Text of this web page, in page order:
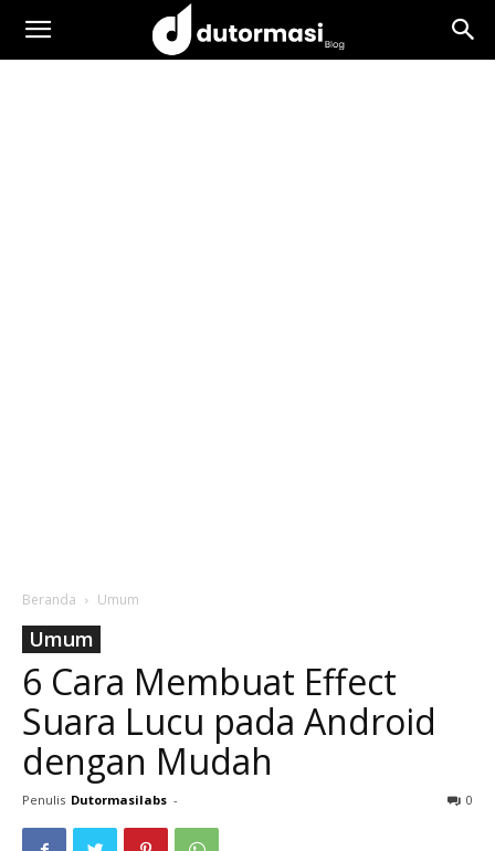
Beranda Umum
Umum
6 Cara Membuat Effect
Suara Lucu pada Android
dengan Mudah
Penulis Dutormasilabs - 0